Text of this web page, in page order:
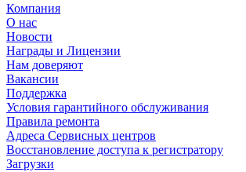
Компания
О нас
Новости
Награды и Лицензии
Нам доверяют
Вакансии
Поддержка
Условия гарантийного обслуживания
Правила ремонта
Адреса Сервисных центров
Восстановление доступа к регистратору
Загрузки